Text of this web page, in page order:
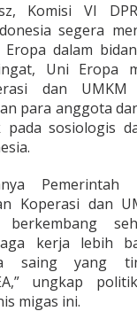
Komisi VI
segera
Eropa dalam
Uni Eropa
dan UMKM
para anggota
pada sosiologis
Pemerintah
Koperasi dan
kerja lebih
saing yang
ungkap
migas ini.